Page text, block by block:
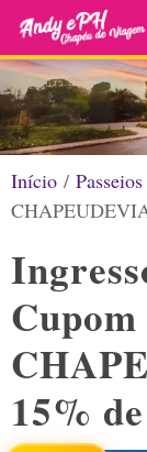
Skip to content
Início / Passeios
Cupom
15%